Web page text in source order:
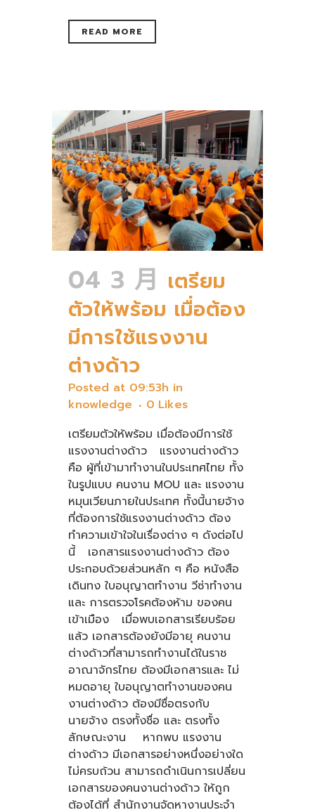
READ MORE
04 3 月 เตรียม
ตัวให้พร้อม เมื่อต้อง
มีการใช้แรงงาน
ต่างด้าว
Posted at 09:53h in
knowledge
0 Likes
เตรียมตัวให้พร้อม เมื่อต้องมีการใช้
แรงงานต่างด้าว แรงงานต่างด้าว
คือ ผู้ที่เข้ามาทำงานในประเทศไทย ทั้ง
ในรูปแบบ คนงาน MOU และ แรงงาน
หมุนเวียนภายในประเทศ ทั้งนี้นายจ้าง
ที่ต้องการใช้แรงงานต่างด้าว ต้อง
ทำความเข้าใจในเรื่องต่าง ๆ ดังต่อไป
นี้ เอกสารแรงงานต่างด้าว ต้อง
ประกอบด้วยส่วนหลัก ๆ คือ หนังสือ
เดินทง ใบอนุญาตทำงาน วีซ่าทำงาน
และ การตรวจโรคต้องห้าม ของคน
เข้าเมือง เมื่อพบเอกสารเรียบร้อย
แล้ว เอกสารต้องยังมีอายุ คนงาน
ต่างด้าวที่สามารถทำงานได้ในราช
อาณาจักรไทย ต้องมีเอกสารและ ไม่
หมดอายุ ใบอนุญาตทำงานของคน
งานต่างด้าว ต้องมีซื่อตรงกับ
นายจ้าง ตรงทั้งชื่อ และ ตรงทั้ง
ลักษณะงาน หากพบ แรงงาน
ต่างด้าว มีเอกสารอย่างหนึ่งอย่างใด
ไม่ครบถ้วน สามารถดำเนินการเปลี่ยน
เอกสารของคนงานต่างด้าว ให้ถูก
ต้องได้ที่ สำนักงานจัดหางานประจำ